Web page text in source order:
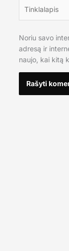
Noriu savo
adresą ir
naujo, kai kitą